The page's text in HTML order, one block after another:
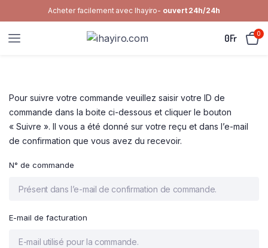
Acheter facilement avec Ihayiro- ouvert 24h/24h
0Fr 0
Pour suivre votre commande veuillez saisir votre ID de
commande dans la boite ci-dessous et cliquer le bouton
« Suivre ». Il vous a été donné sur votre reçu et dans l’e-mail
de confirmation que vous avez du recevoir.
N° de commande
E-mail de facturation